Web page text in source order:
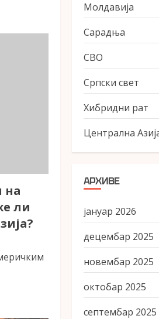
на
ли
Молдавија
Сарадња
СВО
Српски свет
Хибридни рат
Централна
АРХИВЕ
јануар 2026
децембар 2025
новембар 2025
октобар 2025
септембар 2025